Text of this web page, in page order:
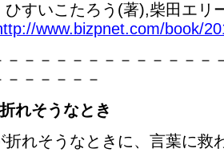
こたろう(著),柴田エリ
www.bizpnet.com/book/
－－－－－－－－－－－－－
－－－－－－
れそうなとき
れそうなときに、言葉に救